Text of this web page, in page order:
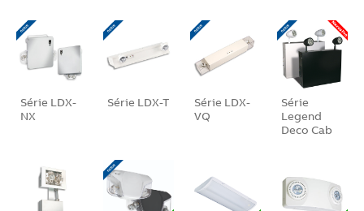
Série LDX-
NX
Série LDX-T
Série LDX-
VQ
Série
Legend
Deco Cab